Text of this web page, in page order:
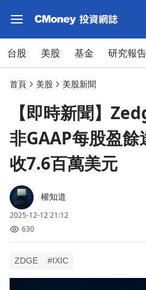
台股 美股 基金 研究報告
首頁 美股 美股新聞
【即時新聞】
非GAAP每股盈
收7.6百萬美元
權知道
2025-12-12 21:12
630
ZDGE #IXIC